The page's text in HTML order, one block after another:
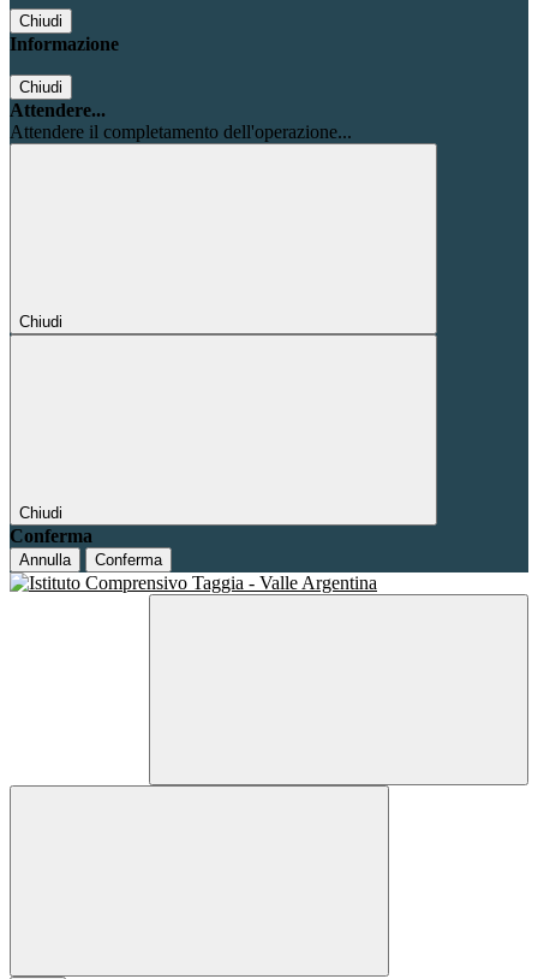
Chiudi
Informazione
Chiudi
Attendere...
Attendere il completamento dell'operazione...
Chiudi
Chiudi
Conferma
Annulla Conferma